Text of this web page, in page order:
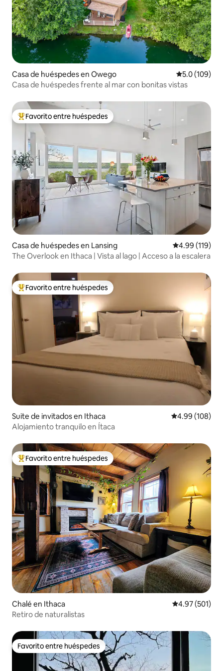
Casa de huéspedes en Owego Calificación
5.0 (109)
Casa de huéspedes frente al mar con bonitas vistas
Favorito entre huéspedes preferido
Favorito entre huéspedes
Casa de huéspedes en Lansing Calificación
4.99 (119)
The Overlook en Ithaca | Vista al lago | Acceso a la escalera
Favorito entre huéspedes preferido
Favorito entre huéspedes
Suite de invitados en Ithaca Calificación
4.99 (108)
Alojamiento tranquilo en Ítaca
Favorito entre huéspedes preferido
Favorito entre huéspedes
Chalé en Ithaca Calificación
4.97 (501)
Retiro de naturalistas
Favorito entre huéspedes
Favorito entre huéspedes